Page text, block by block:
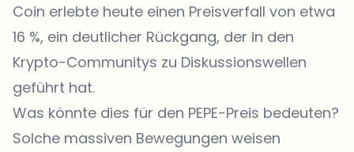
Coin erlebte heute einen Preisverfall von etwa
16 %, ein deutlicher Rückgang, der in den
Krypto-Communitys zu Diskussionswellen
geführt hat.
Was könnte dies für den PEPE-Preis bedeuten?
Solche massiven Bewegungen weisen